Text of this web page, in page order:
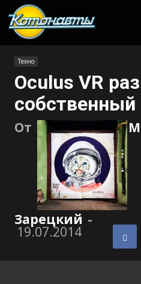
Техно
Oculus VR
собственный
От
Зарецкий -
19.07.2014